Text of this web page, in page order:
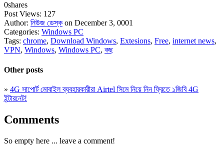
0shares
Post Views: 127
Author: নিউজ ডেস্ক on December 3, 0001
Categories: Windows PC
Tags: chrome, Download Windows, Extesions, Free, internet news,
VPN, Windows, Windows PC, কছ
Other posts
» 4G সাপোর্ট মোবাইল ব্যবহারকারীরা Airtel সিমে নিয়ে নিন ফ্রিতে ১জিবি 4G
ইন্টারনেট!
Comments
So empty here ... leave a comment!